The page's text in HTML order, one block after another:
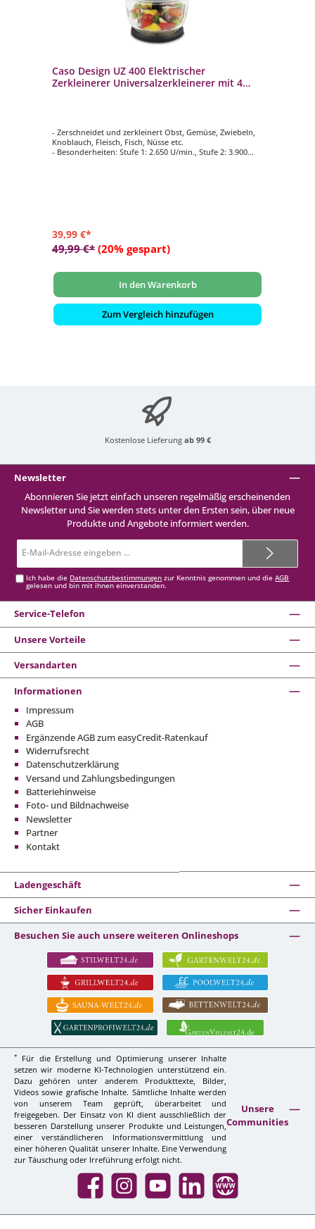
Caso Design UZ 400 Elektrischer
Zerkleinerer Universalzerkleinerer mit 4
- Zerschneidet und zerkleinert Obst, Gemüse, Zwiebeln,
Knoblauch, Fleisch, Fisch, Nüsse etc.
- Besonderheiten: Stufe 1: 2.650 U/min., Stufe 2: 3.900
39,99 €*
49,99 €* (20% gespart)
In den Warenkorb
Zum Vergleich hinzufügen
Kostenlose Lieferung ab 99 €
Newsletter
Abonnieren Sie jetzt einfach unseren regelmäßig erscheinenden
Newsletter und Sie werden stets unter den Ersten sein, über neue
Produkte und Angebote informiert werden.
Mail-
Ich habe die Datenschutzbestimmungen zur Kenntnis genommen und dieAGB
gelesen und bin mit ihnen einverstanden.
Service-Telefon
Unsere Vorteile
Versandarten
Informationen
Impressum
AGB
Ergänzende AGB zum easyCredit-Ratenkauf
Widerrufsrecht
Datenschutzerklärung
Versand und Zahlungsbedingungen
Batteriehinweise
Foto- und Bildnachweise
Newsletter
Partner
Kontakt
Ladengeschäft
Sicher Einkaufen
Besuchen Sie auch unsere weiteren Onlineshops
*
Für die Erstellung und Optimierung unserer Inhalte
setzen wir moderne KI-Technologien unterstützend ein.
Dazu gehören unter anderem Produkttexte, Bilder,
Videos sowie grafische Inhalte. Sämtliche Inhalte werden
von unserem Team geprüft, überarbeitet und
freigegeben. Der Einsatz von KI dient ausschließlich der
besseren Darstellung unserer Produkte und Leistungen,
einer verständlicheren Informationsvermittlung und
einer höheren Qualität unserer Inhalte. Eine Verwendung
zur Täuschung oder Irreführung erfolgt nicht.
Unsere
Communities
Facebook InstagramYouTube LinkedIn Website